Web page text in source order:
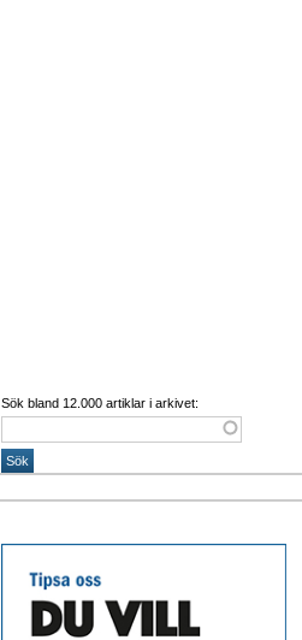
Sök bland 12.000 artiklar i arkivet: